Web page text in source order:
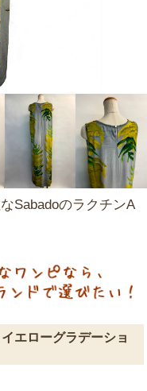
SabadoのラクチンA
エローグラデーショ